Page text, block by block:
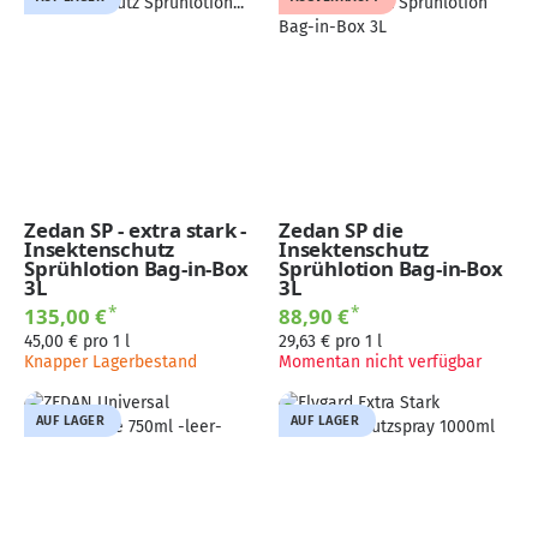
Zedan SP - extra stark -
Insektenschutz
Sprühlotion Bag-in-Box
3L
135,00 €*
45,00 € pro 1 l
Knapper Lagerbestand
Zedan SP die
Insektenschutz
Sprühlotion Bag-in-Box
3L
88,90 €*
29,63 € pro 1 l
Momentan nicht verfügbar
AUF LAGER AUF LAGER